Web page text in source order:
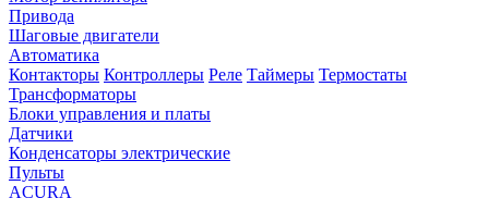
Привода
Шаговые двигатели
Автоматика
Контакторы Контроллеры Реле Таймеры Термостаты
Трансформаторы
Блоки управления и платы
Датчики
Конденсаторы электрические
Пульты
ACURA